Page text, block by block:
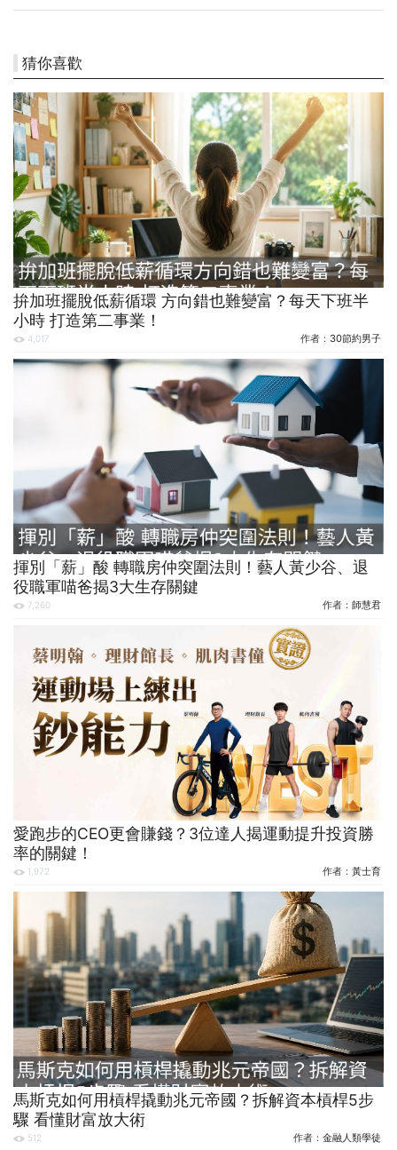
猜你喜歡
拚加班擺脫低薪循環 方向錯也難變富？每天下班半
小時 打造第二事業！
4,017 作者： 30節約男子
揮別「薪」酸 轉職房仲突圍法則！藝人黃少谷、退
役職軍喵爸揭3大生存關鍵
7,260 作者： 師慧君
愛跑步的CEO更會賺錢？3位達人揭運動提升投資勝
率的關鍵！
1,972 作者： 黃士育
馬斯克如何用槓桿撬動兆元帝國？拆解資本槓桿5步
驟 看懂財富放大術
512 作者： 金融人類學徒